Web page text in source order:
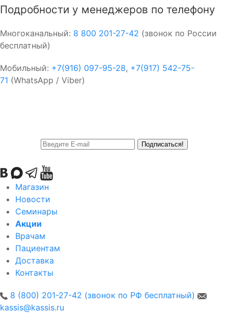
Подробности у менеджеров по телефону
Многоканальный: 8 800 201-27-42 (звонок по России
бесплатный)
Мобильный: +7(916) 097-95-28, +7(917) 542-75-
71 (WhatsApp / Viber)
Подписаться!
Магазин
Новости
Семинары
Акции
Врачам
Пациентам
Доставка
Контакты
8 (800) 201-27-42 (звонок по РФ бесплатный)
kassis@kassis.ru